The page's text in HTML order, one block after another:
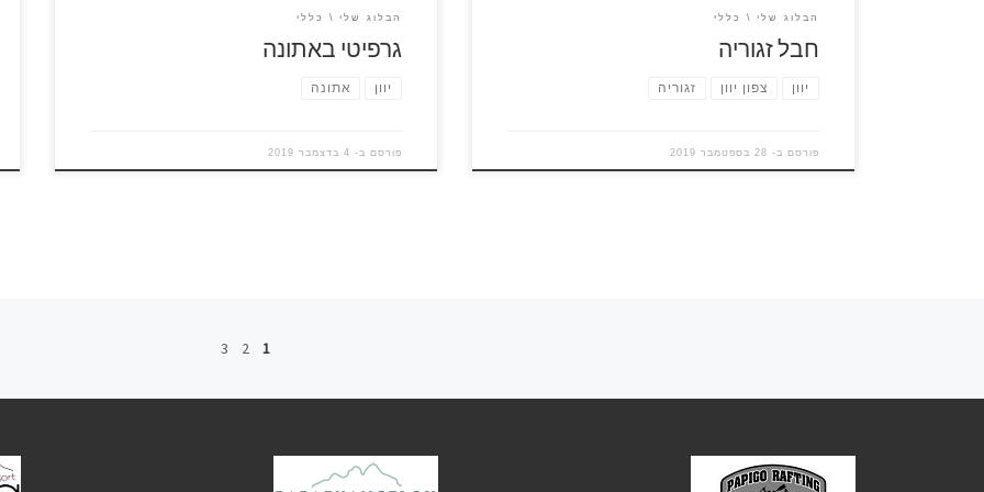
הבלוג שלי כללי
חבל זגוריה
יוון צפון יוון זגוריה
פורסם ב- 28 בספטמבר 2019
הבלוג שלי כללי
גרפיטי באתונה
יוון אתונה
פורסם ב- 4 בדצמבר 2019
1
2
3